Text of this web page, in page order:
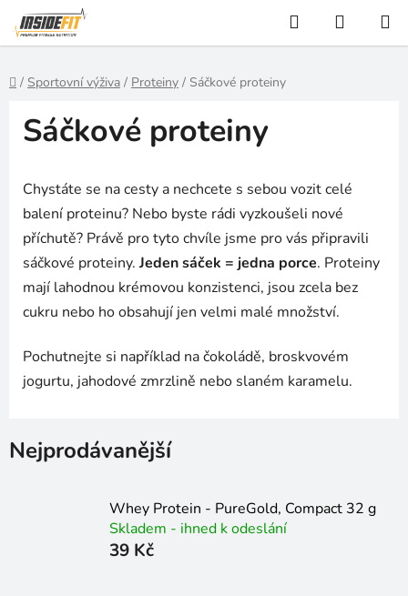
Přejít
na
obsah
Hledat
KOŠÍK
Domů
/ Sportovní výživa / Proteiny / Sáčkové proteiny
Sáčkové proteiny
Chystáte se na cesty a nechcete s sebou vozit celé
balení proteinu? Nebo byste rádi vyzkoušeli nové
příchutě? Právě pro tyto chvíle jsme pro vás připravili
sáčkové proteiny. Jeden sáček = jedna porce. Proteiny
mají lahodnou krémovou konzistenci, jsou zcela bez
cukru nebo ho obsahují jen velmi malé množství.
Pochutnejte si například na čokoládě, broskvovém
jogurtu, jahodové zmrzlině nebo slaném karamelu.
Nejprodávanější
Whey Protein - PureGold, Compact 32 g
Skladem - ihned k odeslání
39 Kč